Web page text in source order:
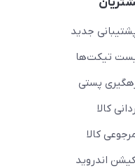
جدید
تیکت‌ها
پستی
کالا
کالا
اندروید